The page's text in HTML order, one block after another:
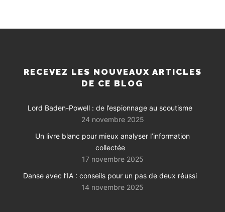
RECEVEZ LES NOUVEAUX ARTICLES
DE CE BLOG
Lord Baden-Powell : de l’espionnage au scoutisme
24 novembre 2025
Un livre blanc pour mieux analyser l’information
collectée
17 novembre 2025
Danse avec l’IA : conseils pour un pas de deux réussi
14 novembre 2025